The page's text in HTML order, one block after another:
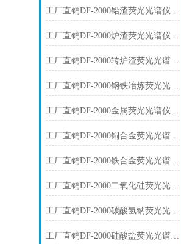
工厂直销DF-2000铅渣荧光光谱仪技术参数
工厂直销DF-2000炉渣荧光光谱仪技术参数
工厂直销DF-2000转炉渣荧光光谱仪技术参数
工厂直销DF-2000钢铁冶炼荧光光谱仪技术参数
工厂直销DF-2000金属荧光光谱仪技术参数
工厂直销DF-2000铜合金荧光光谱仪技术参数
工厂直销DF-2000铁合金荧光光谱仪技术参数
工厂直销DF-2000二氧化硅荧光光谱仪技术参数
工厂直销DF-2000碳酸氢钠荧光光谱仪技术参数
工厂直销DF-2000硅酸盐荧光光谱仪技术参数